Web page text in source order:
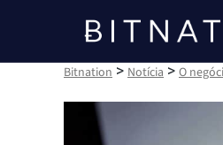
Bitnation
Bitnation > Notícia > O